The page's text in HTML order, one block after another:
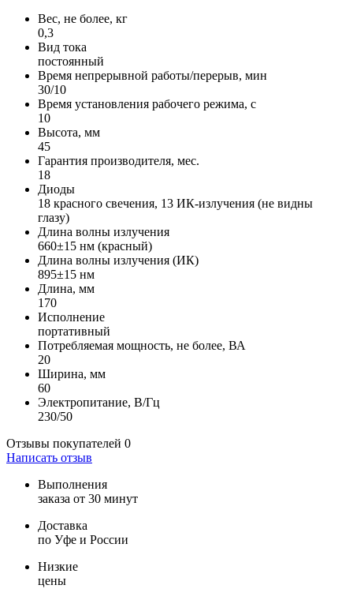
Вес, не более, кг
0,3
Вид тока
постоянный
Время непрерывной работы/перерыв, мин
30/10
Время установления рабочего режима, с
10
Высота, мм
45
Гарантия производителя, мес.
18
Диоды
18 красного свечения, 13 ИК-излучения (не видны
глазу)
Длина волны излучения
660±15 нм (красный)
Длина волны излучения (ИК)
895±15 нм
Длина, мм
170
Исполнение
портативный
Потребляемая мощность, не более, ВА
20
Ширина, мм
60
Электропитание, В/Гц
230/50
Отзывы покупателей 0
Написать отзыв
Выполнения
заказа от 30 минут
Доставка
по Уфе и России
Низкие
цены